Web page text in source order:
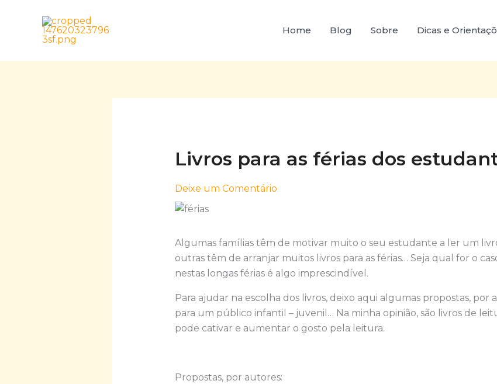
Home Blog Sobre Dicas e
Livros para as férias dos
Deixe um Comentário
Algumas famílias têm de motivar muito o seu estudante a ler um
outras têm de arranjar muitos livros para as férias… Seja qual for o
nestas longas férias é algo imprescindível.
Para ajudar na escolha dos livros, deixo aqui algumas propostas, por
para um público infantil – juvenil… Na minha opinião, são livros de
pode cativar e aumentar o gosto pela leitura.
Propostas, por autores: